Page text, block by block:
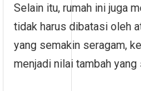
Selain itu, rumah ini juga
tidak harus dibatasi oleh
yang semakin seragam,
menjadi nilai tambah yang